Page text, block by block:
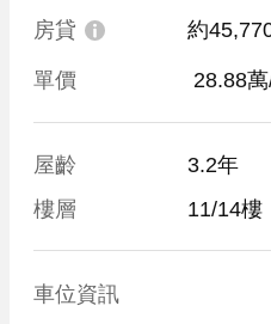
房貸 約
單價 28.88
屋齡
3.2年
樓層
11/14樓
車位資訊